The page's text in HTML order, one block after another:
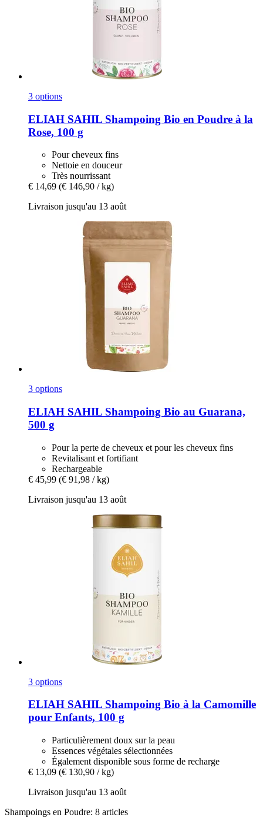
3 options
ELIAH SAHIL Shampoing Bio en Poudre à la
Rose, 100 g
Pour cheveux fins
Nettoie en douceur
Très nourrissant
€ 14,69 (€ 146,90 / kg)
Livraison jusqu'au 13 août
3 options
ELIAH SAHIL Shampoing Bio au Guarana,
500 g
Pour la perte de cheveux et pour les cheveux fins
Revitalisant et fortifiant
Rechargeable
€ 45,99 (€ 91,98 / kg)
Livraison jusqu'au 13 août
3 options
ELIAH SAHIL Shampoing Bio à la Camomille
pour Enfants, 100 g
Particulièrement doux sur la peau
Essences végétales sélectionnées
Également disponible sous forme de recharge
€ 13,09 (€ 130,90 / kg)
Livraison jusqu'au 13 août
Shampoings en Poudre: 8 articles